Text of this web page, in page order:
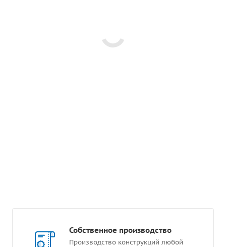
Собственное производство
Производство конструкций любой